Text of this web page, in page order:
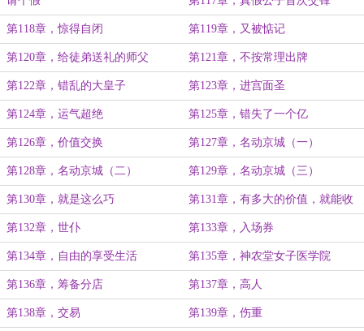
第118章，惊得自闭 第119章，又被惦记
第120章，给徒弟送礼的师父 第121章，不按常理出牌
第122章，错乱的大皇子 第123章，进宫面圣
第124章，运气超绝 第125章，错失了一个亿
第126章，价值交换 第127章，名动京城（一）
第128章，名动京城（二） 第129章，名动京城（三）
第130章，就是这么巧 第131章，有多大的价值，就能收
获多大的大方
第132章，世仆 第133章，入场券
第134章，自由的享受生活 第135章，神农堂女子医学院
第136章，筹备分店 第137章，高人
第138章，交易 第139章，伤重